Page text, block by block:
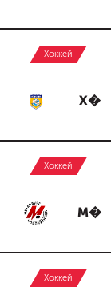
Хоккей
Х�
Хоккей
М�
Хоккей